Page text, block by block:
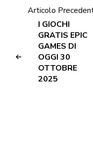
Articolo
I GIOCHI
GRATIS EPIC
GAMES DI
OGGI 30
OTTOBRE
2025